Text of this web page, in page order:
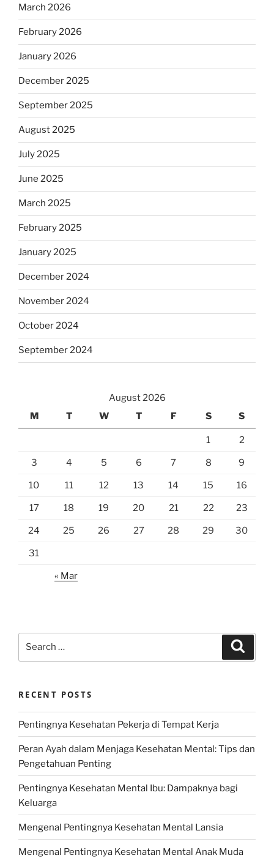
March 2026
February 2026
January 2026
December 2025
September 2025
August 2025
July 2025
June 2025
March 2025
February 2025
January 2025
December 2024
November 2024
October 2024
September 2024
August 2026
M
T W T F S S
1 2
3 4 5 6 7 8 9
10 11 12 13 14 15 16
17 18 19 20 21 22 23
24 25 26 27 28 29 30
31
« Mar
RECENT POSTS
Pentingnya Kesehatan Pekerja di Tempat Kerja
Peran Ayah dalam Menjaga Kesehatan Mental: Tips dan
Pengetahuan Penting
Pentingnya Kesehatan Mental Ibu: Dampaknya bagi
Keluarga
Mengenal Pentingnya Kesehatan Mental Lansia
Mengenal Pentingnya Kesehatan Mental Anak Muda